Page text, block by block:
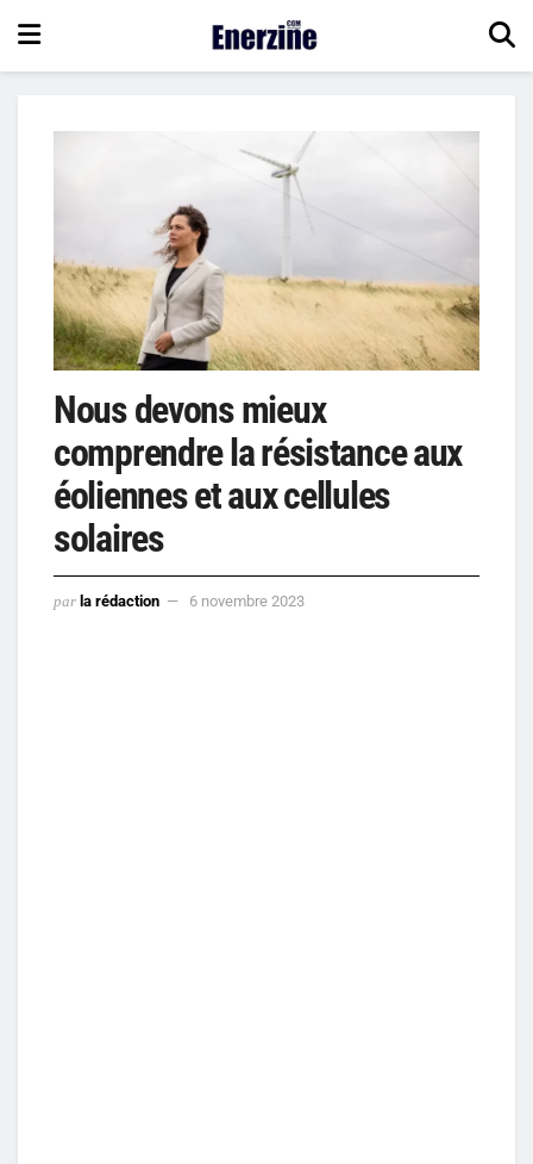
Nous devons mieux
comprendre la résistance aux
éoliennes et aux cellules
solaires
par la rédaction 6 novembre 2023